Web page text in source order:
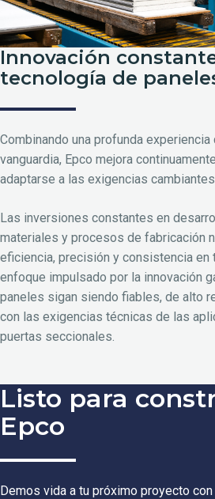
Innovación
tecnología de
Combinando una profunda
vanguardia, Epco mejora
adaptarse a las exigencias
Las inversiones constantes en
materiales y procesos de fabricación
eficiencia, precisión y consistencia en
enfoque impulsado por la innovación
paneles sigan siendo fiables, de alto
con las exigencias técnicas de las
puertas seccionales.
Listo para
Epco
Demos vida a tu próximo proyecto